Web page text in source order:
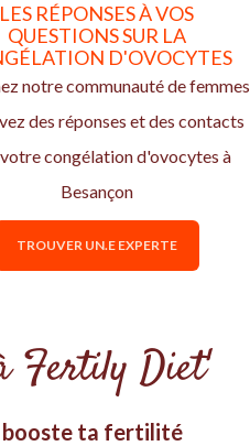
LES RÉPONSES À VOS
QUESTIONS SUR LA
D'OVOCYTES
notre communauté de femmes
des réponses et des contacts
congélation d'ovocytes à
Besançon
TROUVER UN.E EXPERTE
Fertily Diet'
booste ta fertilité